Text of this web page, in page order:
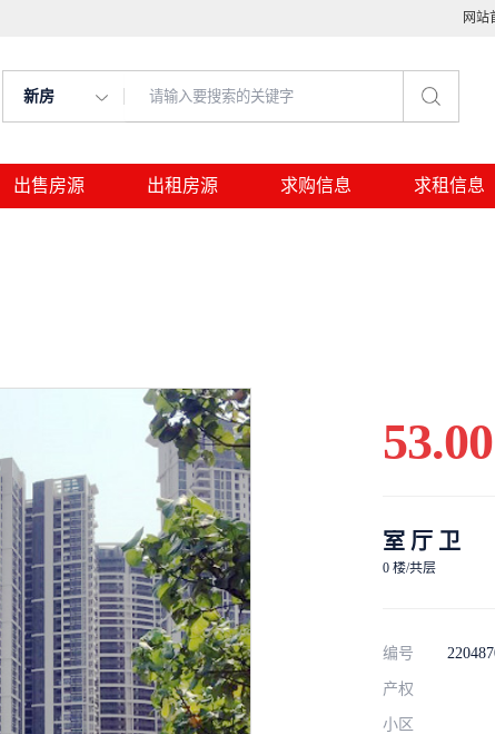
网站
新房
出售房源 出租房源 求购信息 求租信息
53.00
室 厅 卫
0 楼/共层
编号
产权
小区